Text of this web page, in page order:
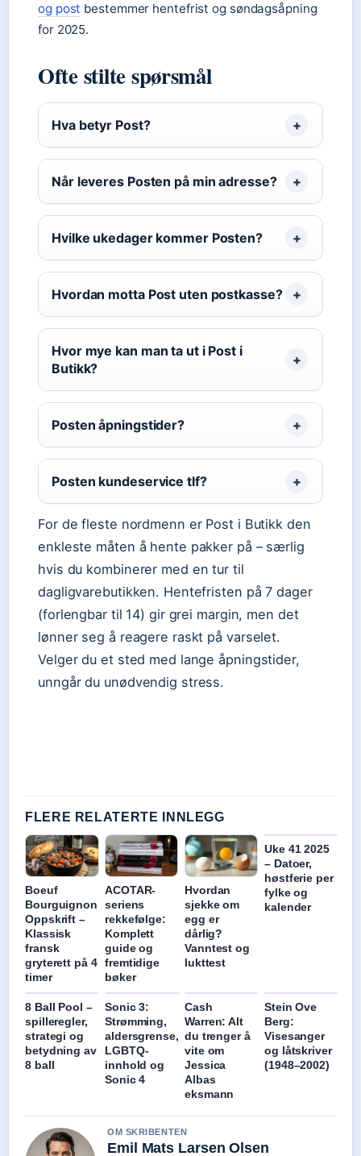
og post bestemmer hentefrist og søndagsåpning
for 2025.
Ofte stilte spørsmål
Hva betyr Post?
Når leveres Posten på min adresse?
Hvilke ukedager kommer Posten?
Hvordan motta Post uten postkasse?
Hvor mye kan man ta ut i Post i
Butikk?
Posten åpningstider?
Posten kundeservice tlf?
For de fleste nordmenn er Post i Butikk den
enkleste måten å hente pakker på – særlig
hvis du kombinerer med en tur til
dagligvarebutikken. Hentefristen på 7 dager
(forlengbar til 14) gir grei margin, men det
lønner seg å reagere raskt på varselet.
Velger du et sted med lange åpningstider,
unngår du unødvendig stress.
FLERE RELATERTE INNLEGG
Boeuf
Bourguignon
Oppskrift –
Klassisk
fransk
gryterett på 4
timer
ACOTAR-
seriens
rekkefølge:
Komplett
guide og
fremtidige
bøker
Hvordan
sjekke om
egg er
dårlig?
Vanntest og
lukttest
Uke 41 2025
– Datoer,
høstferie per
fylke og
kalender
8 Ball Pool –
spilleregler,
strategi og
betydning av
8 ball
Sonic 3:
Strømming,
aldersgrense,
LGBTQ-
innhold og
Sonic 4
Cash
Warren: Alt
du trenger å
vite om
Jessica
Albas
eksmann
Stein Ove
Berg:
Visesanger
og låtskriver
(1948–2002)
OM SKRIBENTEN
Emil Mats Larsen Olsen